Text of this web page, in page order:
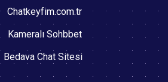
Chatkeyfim.com.tr
Kameralı Sohbbet
Bedava Chat Sitesi